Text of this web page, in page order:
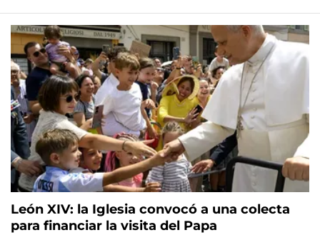
León XIV: la Iglesia convocó a una colecta
para financiar la visita del Papa